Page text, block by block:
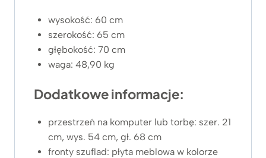
wysokość: 60 cm
szerokość: 65 cm
głębokość: 70 cm
waga: 48,90 kg
Dodatkowe informacje:
przestrzeń na komputer lub torbę: szer. 21
cm, wys. 54 cm, gł. 68 cm
fronty szuflad: płyta meblowa w kolorze